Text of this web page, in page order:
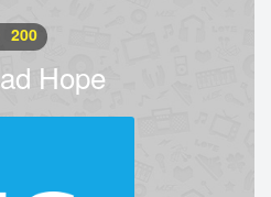
200
Hope